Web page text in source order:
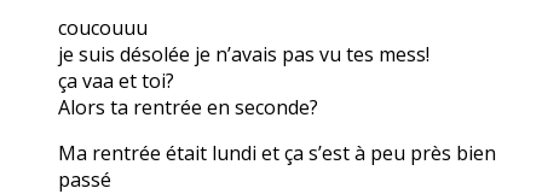
coucouuu
je suis désolée je n’avais pas vu tes mess!
ça vaa et toi?
Alors ta rentrée en seconde?
Ma rentrée était lundi et ça s’est à peu près bien
passé